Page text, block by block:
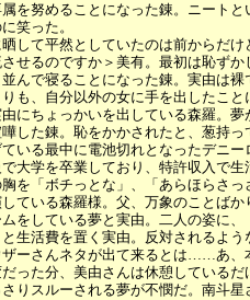
を努めることになった錬。ニート
笑った。
して平然としていたのは前からだ
せるのですか＞美有。最初は恥ず
んで寝ることになった錬。実由は
も、自分以外の女に手を出したこと
にちょっかいを出している森羅。
した錬。恥をかかされたと、葱持
いる最中に電池切れとなったデニ
大学を卒業しており、特許収入で生
を「ボチっとな」、「あらほらさ
ている森羅様。父、万象のことば
をしている夢と実由。二人の姿に
生活費を置く実由。反対されるよう
ーさんネタが出て来るとは……あ、
だった分、美由さんは休憩している
りスルーされる夢が不憫だ。南斗星